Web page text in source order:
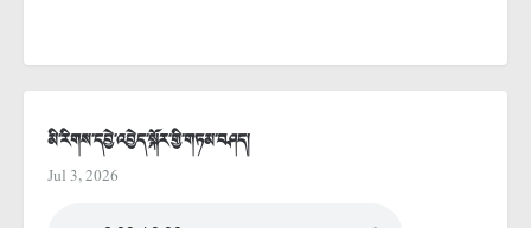
མི་རིགས་དབྱེ་འབྱེད་སྐོར་གྱི་གཏམ་བཤད།
Jul 3, 2026